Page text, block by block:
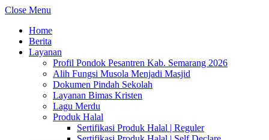
Close Menu
Home
Berita
Layanan
Profil Pondok Pesantren Kab. Semarang 2026
Alih Fungsi Musola Menjadi Masjid
Dokumen Pindah Sekolah
Layanan Bimas Kristen
Lagu Merdu
Produk Halal
Sertifikasi Produk Halal | Reguler